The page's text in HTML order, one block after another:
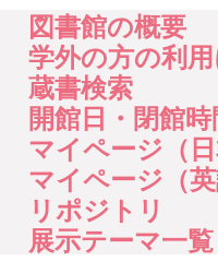
図書館の概要
学外の方の利
蔵書検索
開館日・閉館時
マイページ（日
マイページ（英
リポジトリ
展示テーマ一覧